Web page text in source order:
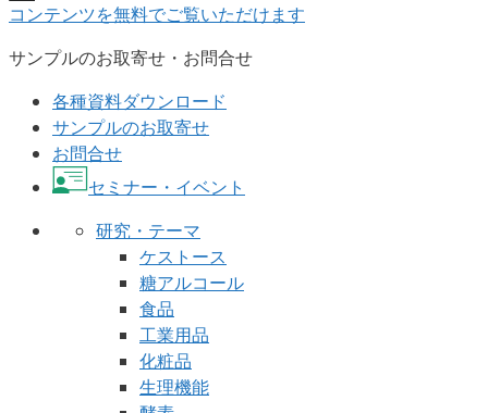
コンテンツを無料でご覧いただけます
サンプルのお取寄せ・お問合せ
各種資料ダウンロード
サンプルのお取寄せ
お問合せ
セミナー・イベント
研究・テーマ
ケストース
糖アルコール
食品
工業用品
化粧品
生理機能